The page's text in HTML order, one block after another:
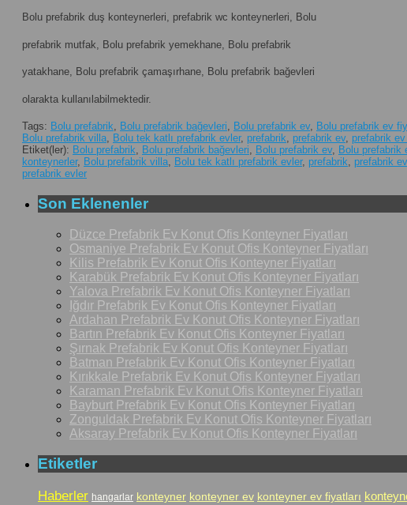
Bolu prefabrik duş konteynerleri, prefabrik wc konteynerleri, Bolu
prefabrik mutfak, Bolu prefabrik yemekhane, Bolu prefabrik
yatakhane, Bolu prefabrik çamaşırhane, Bolu prefabrik bağevleri
olarakta kullanılabilmektedir.
Tags: Bolu prefabrik, Bolu prefabrik bağevleri, Bolu prefabrik ev, Bolu prefabrik ev
Bolu prefabrik villa, Bolu tek katlı prefabrik evler, prefabrik, prefabrik ev, prefabrik ev
Etiket(ler): Bolu prefabrik, Bolu prefabrik bağevleri, Bolu prefabrik ev, Bolu prefabrik
konteynerler, Bolu prefabrik villa, Bolu tek katlı prefabrik evler, prefabrik, prefabrik ev
prefabrik evler
Son Eklenenler
Düzce Prefabrik Ev Konut Ofis Konteyner Fiyatları
Osmaniye Prefabrik Ev Konut Ofis Konteyner Fiyatları
Kilis Prefabrik Ev Konut Ofis Konteyner Fiyatları
Karabük Prefabrik Ev Konut Ofis Konteyner Fiyatları
Yalova Prefabrik Ev Konut Ofis Konteyner Fiyatları
Iğdır Prefabrik Ev Konut Ofis Konteyner Fiyatları
Ardahan Prefabrik Ev Konut Ofis Konteyner Fiyatları
Bartın Prefabrik Ev Konut Ofis Konteyner Fiyatları
Şırnak Prefabrik Ev Konut Ofis Konteyner Fiyatları
Batman Prefabrik Ev Konut Ofis Konteyner Fiyatları
Kırıkkale Prefabrik Ev Konut Ofis Konteyner Fiyatları
Karaman Prefabrik Ev Konut Ofis Konteyner Fiyatları
Bayburt Prefabrik Ev Konut Ofis Konteyner Fiyatları
Zonguldak Prefabrik Ev Konut Ofis Konteyner Fiyatları
Aksaray Prefabrik Ev Konut Ofis Konteyner Fiyatları
Etiketler
Haberler hangarlar konteyner konteyner ev konteyner ev fiyatları